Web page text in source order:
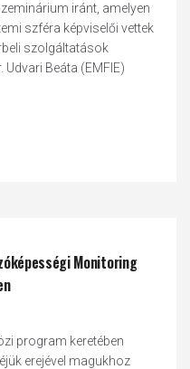
iránt, amelyen
szféra képviselői vettek
szolgáltatások
Beáta (EMFIE)
Monitoring
program keretében
erejével magukhoz